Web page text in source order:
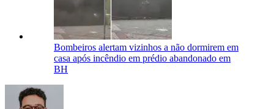
Bombeiros alertam vizinhos a não dormirem em
casa após incêndio em prédio abandonado em
BH